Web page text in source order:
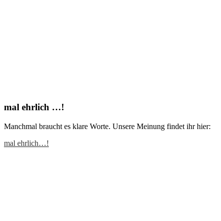
mal ehrlich …!
Manchmal braucht es klare Worte. Unsere Meinung findet ihr hier:
mal ehrlich…!